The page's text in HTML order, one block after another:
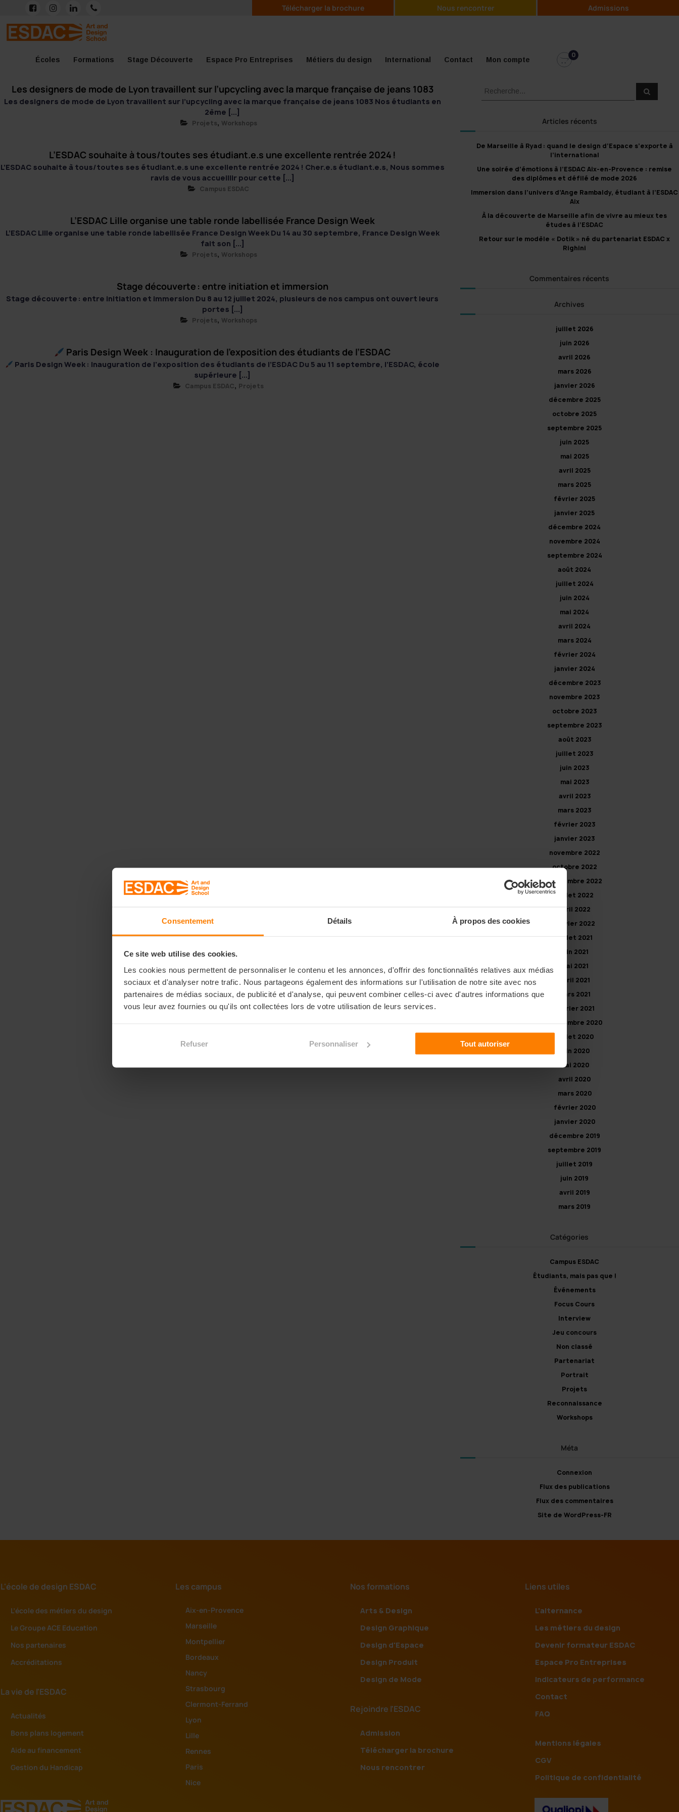
Consentement Détails À propos des cookies
Ce site web utilise des cookies.
Les cookies nous permettent de personnaliser le contenu et les annonces, d'offrir des fonctionnalités relatives aux médias
sociaux et d'analyser notre trafic. Nous partageons également des informations sur l'utilisation de notre site avec nos
partenaires de médias sociaux, de publicité et d'analyse, qui peuvent combiner celles-ci avec d'autres informations que
vous leur avez fournies ou qu'ils ont collectées lors de votre utilisation de leurs services.
Refuser Personnaliser Tout autoriser
f
a
c
o
i
n
s
r
l
n
i
P
r
à
o
i
l
Télécharger la brochure Nous rencontrer Admissions
A
É
c
S
u
p
e
u
'
A
r
d
e
A
c
o
p
é
r
e
d
e
t
s
i
Écoles Formations Stage Découverte Espace Pro Entreprises Métiers du design International Contact Mon compte
0
Les designers de mode de Lyon travaillent sur l’upcycling avec la marque française de jeans 1083
Les designers de mode de Lyon travaillent sur l’upcycling avec la marque française de jeans 1083 Nos étudiants en
2ème [...]
Projets, Workshops
L’ESDAC souhaite à tous/toutes ses étudiant.e.s une excellente rentrée 2024 !
L’ESDAC souhaite à tous/toutes ses étudiant.e.s une excellente rentrée 2024 ! Cher.e.s étudiant.e.s, Nous sommes
ravis de vous accueillir pour cette [...]
Campus ESDAC
L’ESDAC Lille organise une table ronde labellisée France Design Week
L’ESDAC Lille organise une table ronde labellisée France Design Week Du 14 au 30 septembre, France Design Week
fait son [...]
Projets, Workshops
Stage découverte : entre initiation et immersion
Stage découverte : entre initiation et immersion Du 8 au 12 juillet 2024, plusieurs de nos campus ont ouvert leurs
portes [...]
Projets, Workshops
Paris Design Week : Inauguration de l’exposition des étudiants de l’ESDAC
Paris Design Week : Inauguration de l'exposition des étudiants de l’ESDAC Du 5 au 11 septembre, l’ESDAC, école
supérieure [...]
Campus ESDAC, Projets
R
e
c
e
:
R
e
r
Articles récents
De Marseille à Ryad : quand le design d’Espace s’exporte à
l’international
Une soirée d’émotions à l’ESDAC Aix-en-Provence : remise
des diplômes et défilé de mode 2026
Immersion dans l’univers d’Ange Rambaldy, étudiant à l’ESDAC
Aix
À la découverte de Marseille afin de vivre au mieux tes
études à l’ESDAC
Retour sur le modèle « Dotik » né du partenariat ESDAC x
Righini
Commentaires récents
Archives
juillet 2026
juin 2026
avril 2026
mars 2026
janvier 2026
décembre 2025
octobre 2025
septembre 2025
juin 2025
mai 2025
avril 2025
mars 2025
février 2025
janvier 2025
décembre 2024
novembre 2024
septembre 2024
août 2024
juillet 2024
juin 2024
mai 2024
avril 2024
mars 2024
février 2024
janvier 2024
décembre 2023
novembre 2023
octobre 2023
septembre 2023
août 2023
juillet 2023
juin 2023
mai 2023
avril 2023
mars 2023
février 2023
janvier 2023
novembre 2022
octobre 2022
septembre 2022
juillet 2022
avril 2022
janvier 2022
juillet 2021
juin 2021
mai 2021
avril 2021
mars 2021
février 2021
septembre 2020
juillet 2020
juin 2020
mai 2020
avril 2020
mars 2020
février 2020
janvier 2020
décembre 2019
septembre 2019
juillet 2019
juin 2019
avril 2019
mars 2019
Catégories
Campus ESDAC
Étudiants, mais pas que !
Événements
Focus Cours
Interview
Jeu concours
Non classé
Partenariat
Portrait
Projets
Reconnaissance
Workshops
Méta
Connexion
Flux des publications
Flux des commentaires
Site de WordPress-FR
L'école de design ESDAC
L’école des métiers du design
Le Groupe ACE Education
Nos partenaires
Accréditations
La vie de l'ESDAC
Actualités
Bons plans logement
Aide au financement
Gestion du Handicap
Les campus
Aix-en-Provence
Marseille
Montpellier
Bordeaux
Nancy
Strasbourg
Clermont-Ferrand
Lyon
Lille
Rennes
Paris
Nice
Nos formations
Arts & Design
Design Graphique
Design d'Espace
Design Produit
Design de Mode
Rejoindre l'ESDAC
Admission
Télécharger la brochure
Nous rencontrer
Liens utiles
L'alternance
Les métiers du design
Devenir formateur ESDAC
Espace Pro Entreprises
Indicateurs de performance
Contact
FAQ
Mentions légales
CGV
Politique de confidentialité